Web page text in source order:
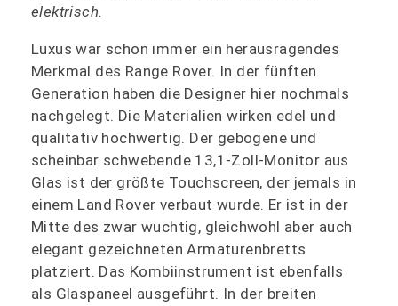
elektrisch.
Luxus war schon immer ein herausragendes
Merkmal des Range Rover. In der fünften
Generation haben die Designer hier nochmals
nachgelegt. Die Materialien wirken edel und
qualitativ hochwertig. Der gebogene und
scheinbar schwebende 13,1-Zoll-Monitor aus
Glas ist der größte Touchscreen, der jemals in
einem Land Rover verbaut wurde. Er ist in der
Mitte des zwar wuchtig, gleichwohl aber auch
elegant gezeichneten Armaturenbretts
platziert. Das Kombiinstrument ist ebenfalls
als Glaspaneel ausgeführt. In der breiten